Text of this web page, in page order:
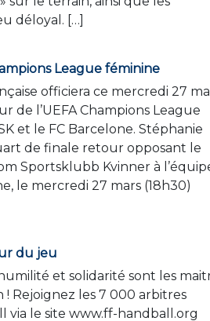
déloyal. […]
League féminine
officiera ce mercredi 27
de l’UEFA Champions League
et le FC Barcelone. Stéphanie
de finale retour opposant le
Sportsklubb Kvinner à
le mercredi 27 mars (18h30)
du jeu
et solidarité sont les
! Rejoignez les 7 000 arbitres
via le site www.ff-handball.org